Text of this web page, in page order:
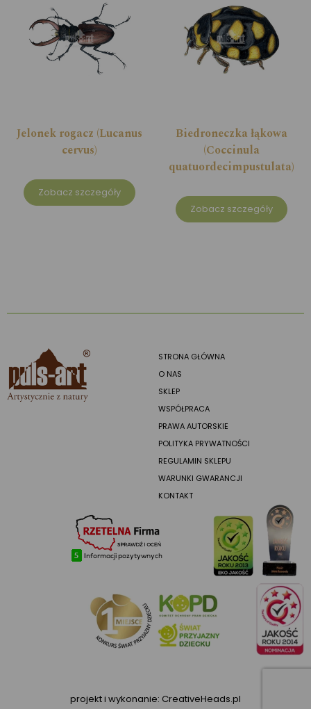
Jelonek rogacz (Lucanus
cervus)
Zobacz szczegóły
Biedroneczka łąkowa
(Coccinula
quatuordecimpustulata)
Zobacz szczegóły
STRONA GŁÓWNA
O NAS
SKLEP
WSPÓŁPRACA
PRAWA AUTORSKIE
POLITYKA PRYWATNOŚCI
REGULAMIN SKLEPU
WARUNKI GWARANCJI
KONTAKT
projekt i wykonanie: CreativeHeads.pl